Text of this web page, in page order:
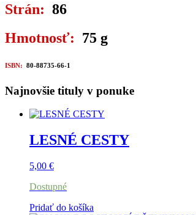
Strán: 86
Hmotnosť: 75 g
ISBN: 80-88735-66-1
Najnovšie tituly v ponuke
LESNÉ CESTY
5,00 €
Dostupné
Pridať do košíka